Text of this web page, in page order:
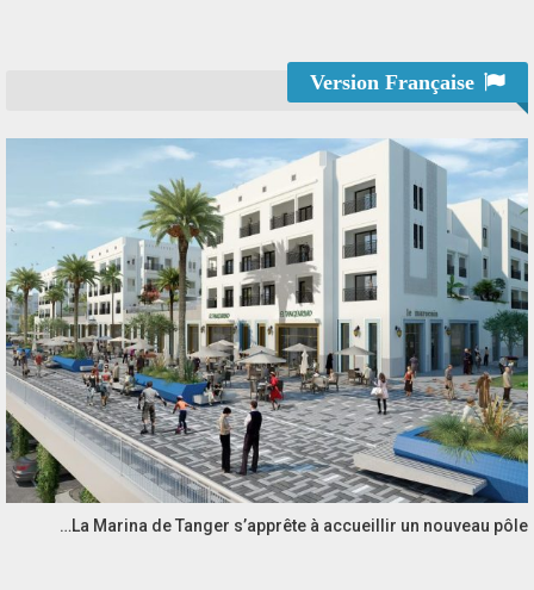
La Marina de Tanger s’apprête à accueillir un nouveau pôle…